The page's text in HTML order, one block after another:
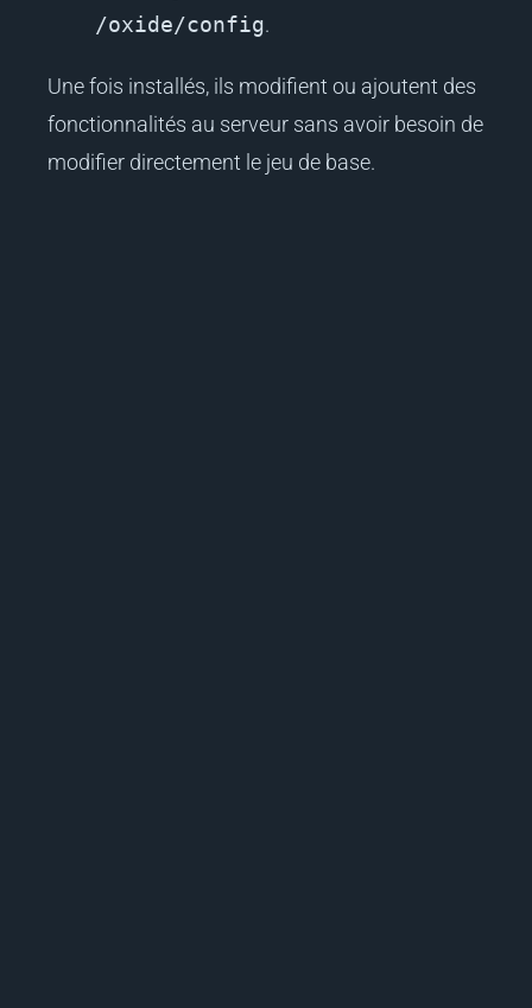
/oxide/config.
Une fois installés, ils modifient ou ajoutent des
fonctionnalités au serveur sans avoir besoin de
modifier directement le jeu de base.